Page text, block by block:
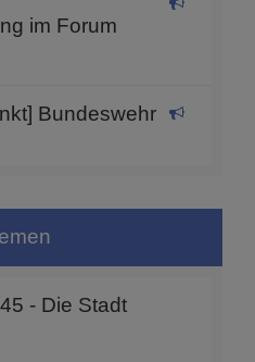
im Forum
Bundeswehr
- Die Stadt